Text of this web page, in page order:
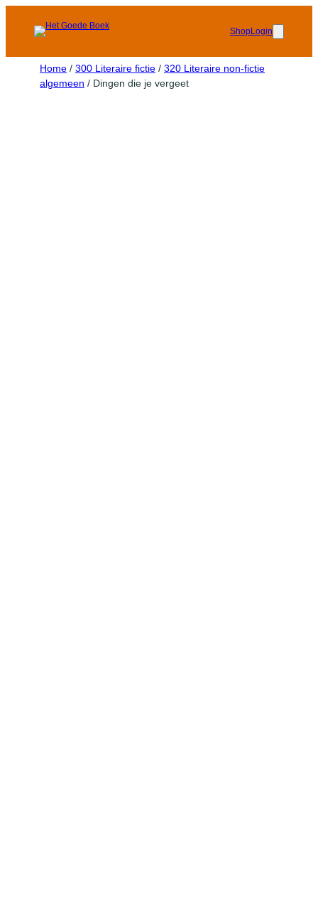
ShopLogin
Home / 300 Literaire fictie / 320 Literaire non-fictie
algemeen / Dingen die je vergeet